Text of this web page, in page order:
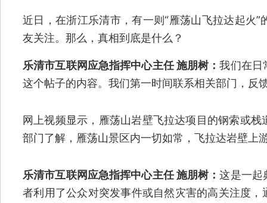
近日，在浙江乐清市，有一则“雁荡山飞拉达起火
友关注。那么，真相到底是什么？
乐清市互联网应急指挥中心主任 施朋树：我们在日
这个帖子的内容。我们第一时间联系相关部门，反
网上视频显示，雁荡山岩壁飞拉达项目的钢索或
部门了解，雁荡山景区内一切如常，飞拉达岩壁上
乐清市互联网应急指挥中心主任 施朋树：这是一起
者利用了公众对突发事件或自然灾害的高关注度